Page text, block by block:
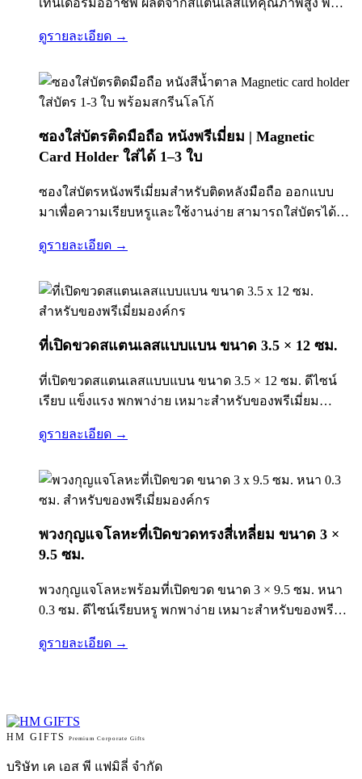
เทนเดอร์มืออาชีพ ผลิตจากสแตนเลสแท้คุณภาพสูง พื้น
ถนัดมือ พกพาง่าย เหมาะสำหรับใช้งานจริงในร้าน
ดูรายละเอียด →
ซองใส่บัตรติดมือถือ หนังพรีเมี่ยม | Magnetic
Card Holder ใส่ได้ 1–3 ใบ
ซองใส่บัตรหนังพรีเมี่ยมสำหรับติดหลังมือถือ ออกแบบ
มาเพื่อความเรียบหรูและใช้งานง่าย สามารถใส่บัตรได้
ๆ เหมาะสำหรับทำเป็นของชำร่วย ของแจกองค์กร หรือ
สร้างแบรนด์ของคุณให้โดดเด่น
ดูรายละเอียด →
ที่เปิดขวดสแตนเลสแบบแบน ขนาด 3.5 × 12 ซม.
ที่เปิดขวดสแตนเลสแบบแบน ขนาด 3.5 × 12 ซม. ดีไซน์
เรียบ แข็งแรง พกพาง่าย เหมาะสำหรับของพรีเมี่ยม
ระลึก สามารถใส่โลโก้แบรนด์ได้
ดูรายละเอียด →
พวงกุญแจโลหะที่เปิดขวดทรงสี่เหลี่ยม ขนาด 3 ×
9.5 ซม.
พวงกุญแจโลหะพร้อมที่เปิดขวด ขนาด 3 × 9.5 ซม. หนา
0.3 ซม. ดีไซน์เรียบหรู พกพาง่าย เหมาะสำหรับของพรีเมี่
ดูรายละเอียด →
HM GIFTS Premium Corporate Gifts
บริษัท เค เอส พี แฟมิลี่ จำกัด